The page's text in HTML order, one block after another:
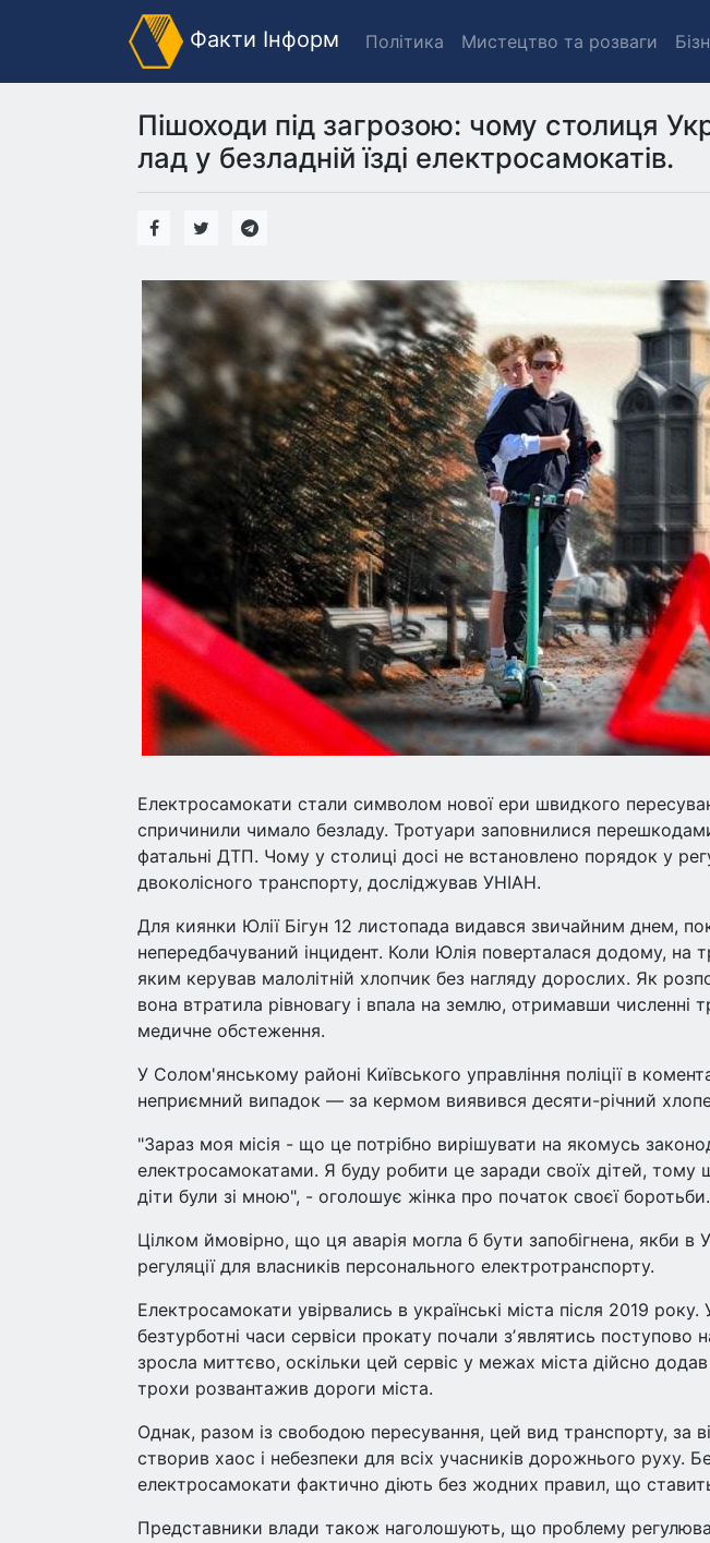
Факти Інформ Політика Мистецтво та розваги
Пішоходи під загрозою: чому столиця
лад у безладній їзді електросамокатів.
Електросамокати стали символом нової ери швидкого
спричинили чимало безладу. Тротуари заповнилися
фатальні ДТП. Чому у столиці досі не встановлено порядок у
двоколісного транспорту, досліджував УНІАН.
Для киянки Юлії Бігун 12 листопада видався звичайним днем,
непередбачуваний інцидент. Коли Юлія поверталася додому, на
яким керував малолітній хлопчик без нагляду дорослих. Як
вона втратила рівновагу і впала на землю, отримавши численні
медичне обстеження.
У Солом'янському районі Київського управління поліції в
неприємний випадок — за кермом виявився десяти-річний
"Зараз моя місія - що це потрібно вирішувати на якомусь
електросамокатами. Я буду робити це заради своїх дітей,
діти були зі мною", - оголошує жінка про початок своєї боротьби.
Цілком ймовірно, що ця аварія могла б бути запобігнена, якби в
регуляції для власників персонального електротранспорту.
Електросамокати увірвались в українські міста після 2019
безтурботні часи сервіси прокату почали зʼявлятись поступово
зросла миттєво, оскільки цей сервіс у межах міста дійсно
трохи розвантажив дороги міста.
Однак, разом із свободою пересування, цей вид транспорту, за
створив хаос і небезпеки для всіх учасників дорожнього руху.
електросамокати фактично діють без жодних правил, що ставить
Представники влади також наголошують, що проблему